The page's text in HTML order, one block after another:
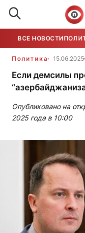
ВСЕ НОВОСТИ
Политика 15.06.2025
Если демсилы
Опубликовано на
2025 года в 10:00